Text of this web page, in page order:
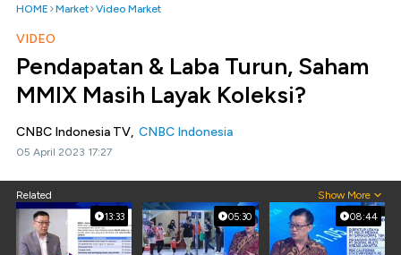
HOME Market Video Market
VIDEO
Pendapatan & Laba Turun, Saham
MMIX Masih Layak Koleksi?
CNBC Indonesia TV, CNBC Indonesia
05 April 2023 17:27
Related Show More
13:33 05:30 08:44